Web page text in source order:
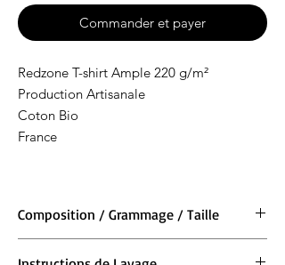
Commander et payer
Redzone T-shirt Ample 220 g/m²
Production Artisanale
Coton Bio
France
Composition / Grammage / Taille